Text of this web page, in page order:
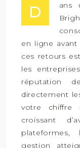
D
ans
en ligne
ces retours
les
réputation
directement
votre chiffre
croissant
gestion